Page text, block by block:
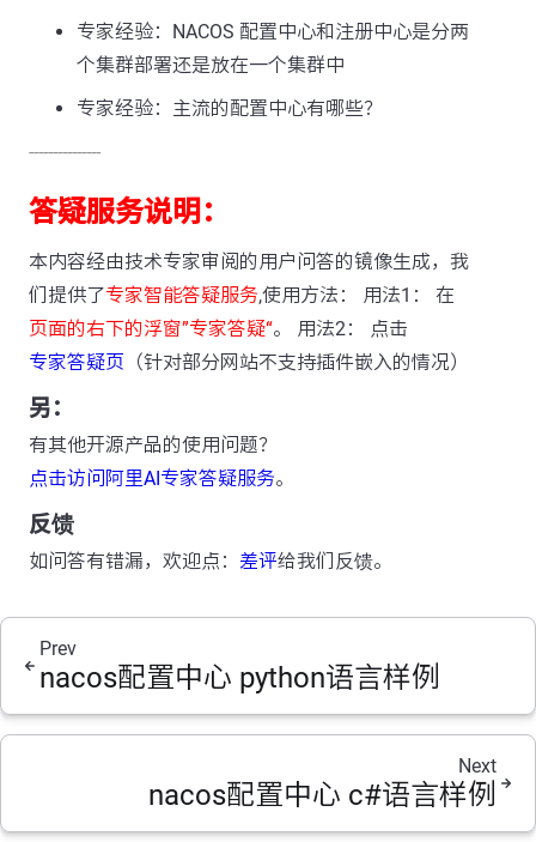
专家经验：NACOS 配置中心和注册中心是分两
个集群部署还是放在一个集群中
专家经验：主流的配置中心有哪些？
---------------
答疑服务说明：
本内容经由技术专家审阅的用户问答的镜像生成，我
们提供了专家智能答疑服务,使用方法： 用法1： 在
页面的右下的浮窗”专家答疑“。 用法2： 点击
专家答疑页 （针对部分网站不支持插件嵌入的情况）
另：
有其他开源产品的使用问题？
点击访问阿里AI专家答疑服务。
反馈
如问答有错漏，欢迎点： 差评给我们反馈。
Prev
nacos配置中心 python语言样例
Next
nacos配置中心 c#语言样例